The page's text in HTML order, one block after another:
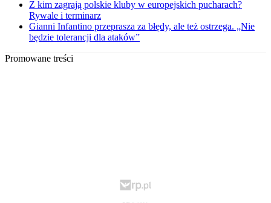
Z kim zagrają polskie kluby w europejskich pucharach?
Rywale i terminarz
Gianni Infantino przeprasza za błędy, ale też ostrzega. „Nie
będzie tolerancji dla ataków”
Promowane treści